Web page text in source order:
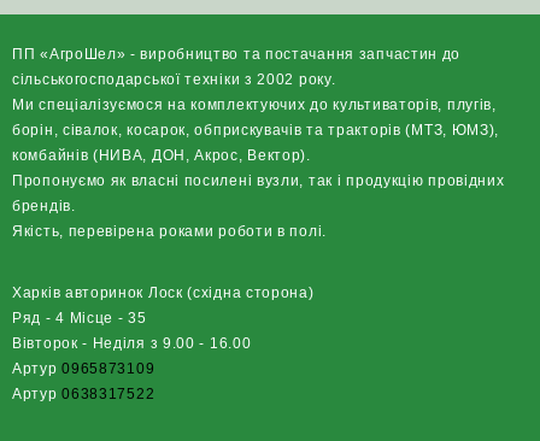
ПП «АгроШел» - виробництво та постачання запчастин до
сільськогосподарської техніки з 2002 року.
Ми спеціалізуємося на комплектуючих до культиваторів, плугів,
борін, сівалок, косарок, обприскувачів та тракторів (МТЗ, ЮМЗ),
комбайнів (НИВА, ДОН, Акрос, Вектор).
Пропонуємо як власні посилені вузли, так і продукцію провідних
брендів.
Якість, перевірена роками роботи в полі.
Харків авторинок Лоск (східна сторона)
Ряд - 4 Місце - 35
Вівторок - Неділя з 9.00 - 16.00
Артур0965873109
Артур0638317522